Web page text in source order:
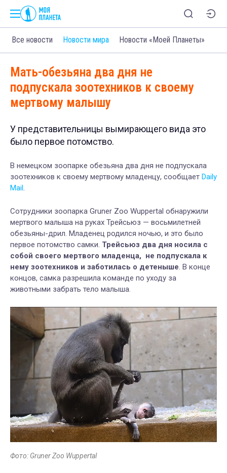
Все новости Новости мира Новости «Моей Планеты»
Мать-обезьяна два дня не
подпускала зоотехников к своему
мертвому малышу
У представительницы вымирающего вида это
было первое потомство.
В немецком зоопарке обезьяна два дня не подпускала
зоотехников к своему мертвому младенцу, сообщает Daily
Mail.
Сотрудники зоопарка Gruner Zoo Wuppertal обнаружили
мертвого малыша на руках Трейсьюз — восьмилетней
обезьяны-дрил. Младенец родился ночью, и это было
первое потомство самки. Трейсьюз два дня носила с
собой своего мертвого младенца, не подпускала к
нему зоотехников и заботилась о детеныше. В конце
концов, самка разрешила команде по уходу за
животными забрать тело малыша.
Фото: Gruner Zoo Wuppertal